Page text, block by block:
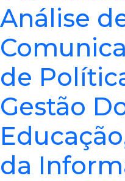
Análise
de
Gestão
da